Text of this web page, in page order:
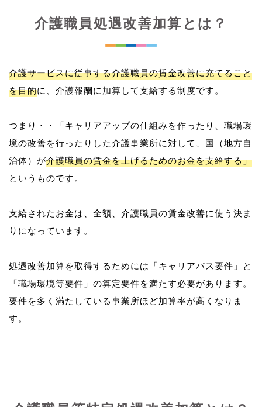
介護職員処遇改善加算とは？
介護サービスに従事する介護職員の賃金改善に充てること
を目的に、介護報酬に加算して支給する制度です。
つまり・・「キャリアアップの仕組みを作ったり、職場環
境の改善を行ったりした介護事業所に対して、国（地方自
治体）が介護職員の賃金を上げるためのお金を支給する」
というものです。
支給されたお金は、全額、介護職員の賃金改善に使う決ま
りになっています。
処遇改善加算を取得するためには「キャリアパス要件」と
「職場環境等要件」の算定要件を満たす必要があります。
要件を多く満たしている事業所ほど加算率が高くなりま
す。